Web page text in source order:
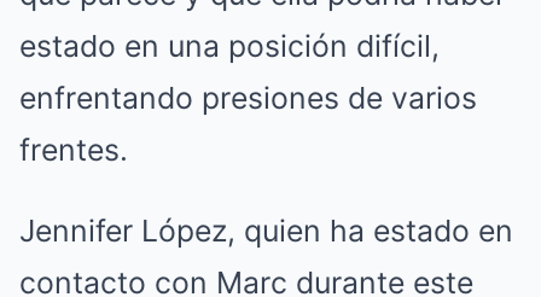
estado en una posición difícil,
enfrentando presiones de varios
frentes.
Jennifer López, quien ha estado en
contacto con Marc durante este